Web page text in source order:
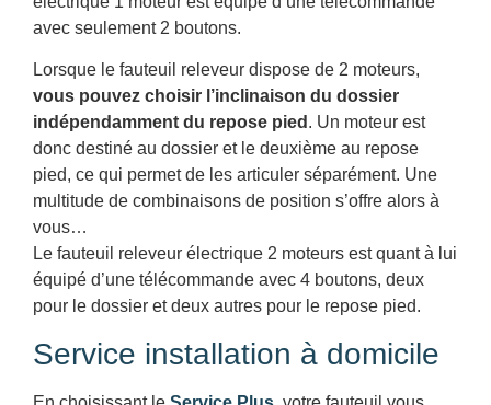
avec seulement 2 boutons.
Lorsque le fauteuil releveur dispose de 2 moteurs,
vous pouvez choisir l’inclinaison du dossier
indépendamment du repose pied . Un moteur est
donc destiné au dossier et le deuxième au repose
pied, ce qui permet de les articuler séparément. Une
multitude de combinaisons de position s’offre alors à
vous…
Le fauteuil releveur électrique 2 moteurs est quant à lui
équipé d’une télécommande avec 4 boutons, deux
pour le dossier et deux autres pour le repose pied.
Service installation à domicile